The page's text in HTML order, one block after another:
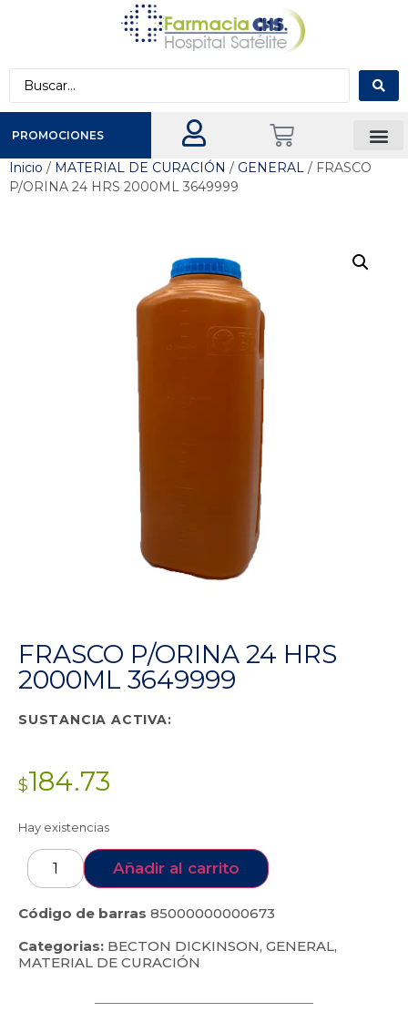
PROMOCIONES
Inicio / MATERIAL DE CURACIÓN / GENERAL / FRASCO
P/ORINA 24 HRS 2000ML 3649999
FRASCO P/ORINA 24 HRS
2000ML 3649999
SUSTANCIA ACTIVA:
$184.73
Hay existencias
Añadir al carrito
Código de barras 85000000000673
Categorias: BECTON DICKINSON, GENERAL,
MATERIAL DE CURACIÓN